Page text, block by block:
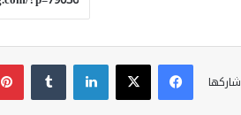
شاركها
فيسبوك‫X لينكدإن